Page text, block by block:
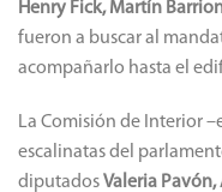
Henry Fick, Martín
fueron a buscar al
acompañarlo hasta el
La Comisión de Interior
escalinatas del
diputadosValeria